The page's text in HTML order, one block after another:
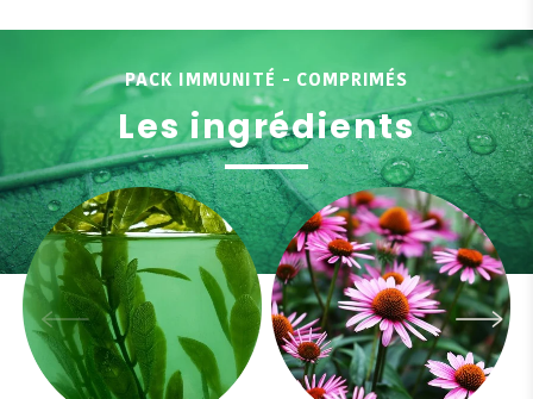
PACK IMMUNITÉ - COMPRIMÉS
Les ingrédients